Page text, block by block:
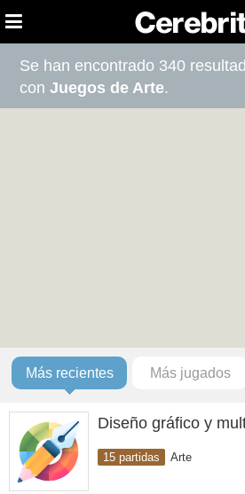
Se han encontrado 340
conJuegos de Arte.
Más recientes Más jugados
Diseño gráfico y
15 partidas Arte